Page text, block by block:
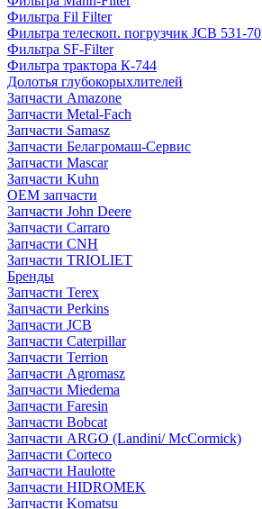
Фильтра Fil Filter
Фильтра телескоп. погрузчик JCB 531-70
Фильтра SF-Filter
Фильтра трактора К-744
Долотья глубокорыхлителей
Запчасти Amazone
Запчасти Metal-Fach
Запчасти Samasz
Запчасти Белагромаш-Сервис
Запчасти Mascar
Запчасти Kuhn
OEM запчасти
Запчасти John Deere
Запчасти Carraro
Запчасти CNH
Запчасти TRIOLIET
Бренды
Запчасти Terex
Запчасти Perkins
Запчасти JCB
Запчасти Caterpillar
Запчасти Terrion
Запчасти Agromasz
Запчасти Miedema
Запчасти Faresin
Запчасти Bobcat
Запчасти ARGO (Landini/ McCormick)
Запчасти Corteco
Запчасти Haulotte
Запчасти HIDROMEK
Запчасти Komatsu